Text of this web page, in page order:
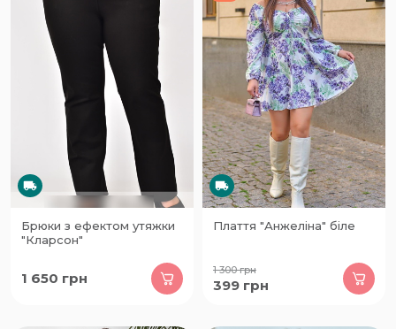
Брюки з ефектом утяжки
"Кларсон"
1 650 грн
Плаття "Анжеліна" біле
1 300грн
399 грн